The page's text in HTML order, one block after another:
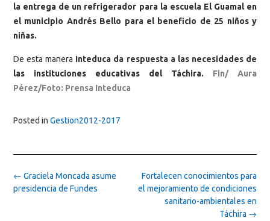
la entrega de un refrigerador para la escuela El Guamal en
el municipio Andrés Bello para el beneficio de 25 niños y
niñas.
De esta manera Inteduca da respuesta a las necesidades de
las instituciones educativas del Táchira.
Fin/ Aura
Pérez/Foto: Prensa Inteduca
Posted in Gestion2012-2017
Post
navigation
Fortalecen conocimientos para
el mejoramiento de condiciones
sanitario-ambientales en
Táchira →
← Graciela Moncada asume
presidencia de Fundes